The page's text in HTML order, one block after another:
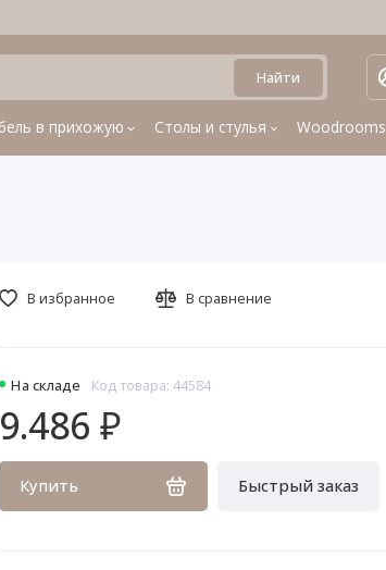
Найти
в прихожую Столы и стулья Woodrooms
На складе Код товара: 44584
9.486 ₽
Купить Быстрый заказ
В избранное В сравнение